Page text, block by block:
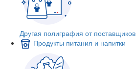
Другая полиграфия от поставщиков
Продукты питания и напитки